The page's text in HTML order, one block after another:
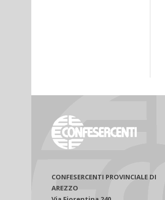
CONFESERCENTI PROVINCIALE DI
AREZZO